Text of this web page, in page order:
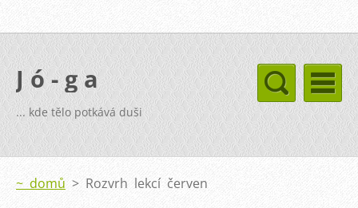
J ó - g a
... kde tělo potkává duši
~ domů > Rozvrh lekcí červen